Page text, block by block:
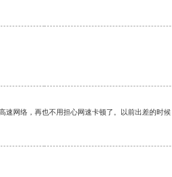
网络，再也不用担心网速卡顿了。以前出差的时